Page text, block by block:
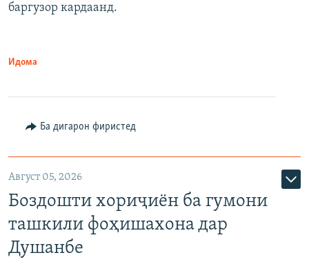
баргузор кардаанд.
Идома
Ба дигарон фиристед
Август 05, 2026
Боздошти хориҷиён ба гумони
ташкили фоҳишахона дар
Душанбе